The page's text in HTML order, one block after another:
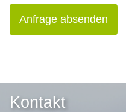
Anfrage absenden
Kontakt